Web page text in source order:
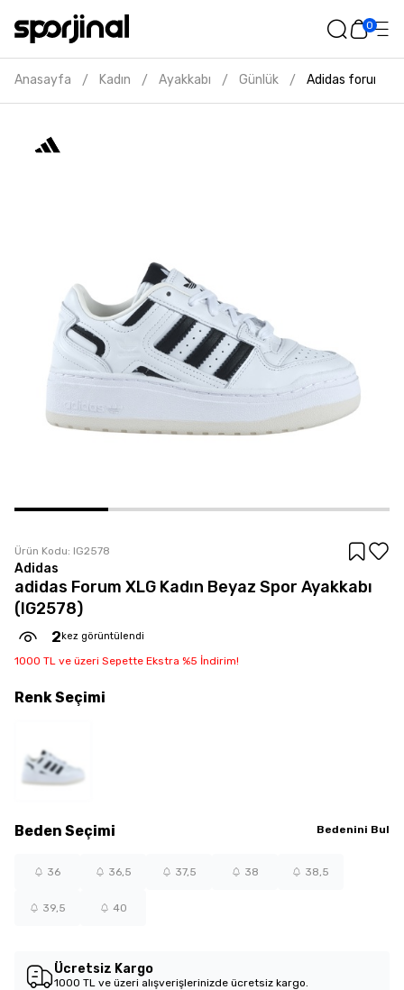
0
Anasayfa / Kadın / Ayakkabı / Günlük / Adidas forum
Ürün Kodu: IG2578
Adidas
adidas Forum XLG Kadın Beyaz Spor Ayakkabı
(IG2578)
2 kez görüntülendi
1000 TL ve üzeri Sepette Ekstra %5 İndirim!
Beden Seçimi Bedenini Bul
36 36,5 37,5 38 38,5
39,5 40
RenkSeçimi
Ücretsiz Kargo
1000 TL ve üzeri alışverişlerinizde ücretsiz kargo.